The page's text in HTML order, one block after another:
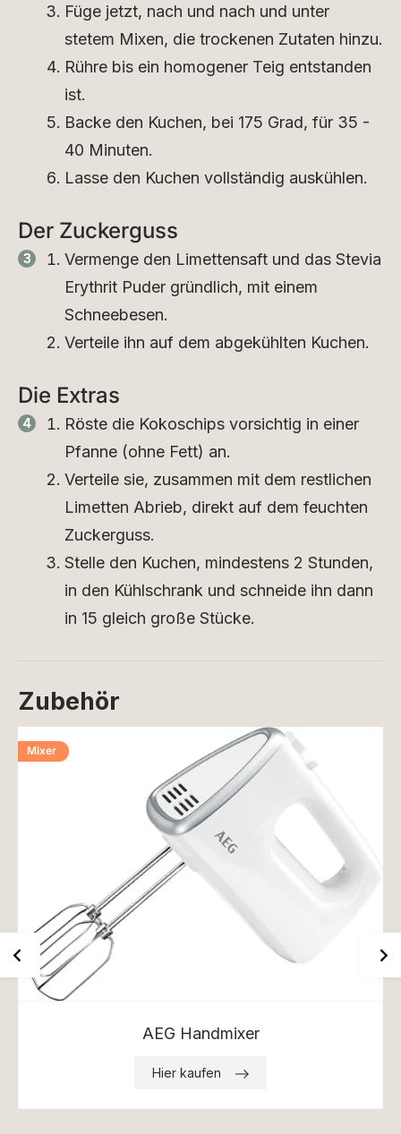
Füge jetzt, nach und nach und unter
stetem Mixen, die trockenen Zutaten hinzu.
Rühre bis ein homogener Teig entstanden
ist.
Backe den Kuchen, bei 175 Grad, für 35 -
40 Minuten.
Lasse den Kuchen vollständig auskühlen.
Der Zuckerguss
Vermenge den Limettensaft und das Stevia
Erythrit Puder gründlich, mit einem
Schneebesen.
Verteile ihn auf dem abgekühlten Kuchen.
Die Extras
Röste die Kokoschips vorsichtig in einer
Pfanne (ohne Fett) an.
Verteile sie, zusammen mit dem restlichen
Limetten Abrieb, direkt auf dem feuchten
Zuckerguss.
Stelle den Kuchen, mindestens 2 Stunden,
in den Kühlschrank und schneide ihn dann
in 15 gleich große Stücke.
Zubehör
Mixer
AEG Handmixer
Hier kaufen